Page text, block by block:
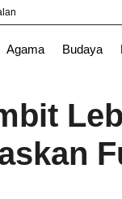
Agama Budaya
News